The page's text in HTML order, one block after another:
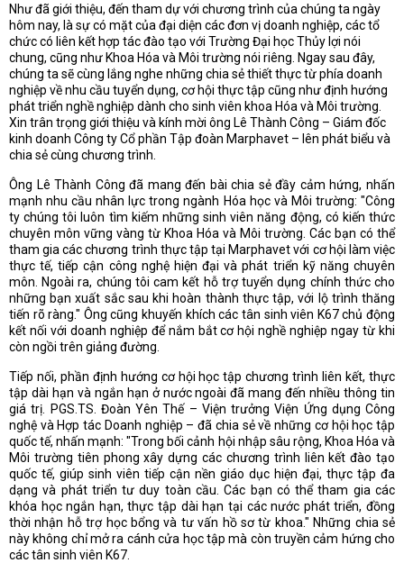
Như đã giới thiệu, đến tham dự với chương trình của chúng ta ngày
hôm nay, là sự có mặt của đại diện các đơn vị doanh nghiệp, các tổ
chức có liên kết hợp tác đào tạo với Trường Đại học Thủy lợi nói
chung, cũng như Khoa Hóa và Môi trường nói riêng. Ngay sau đây,
chúng ta sẽ cùng lắng nghe những chia sẻ thiết thực từ phía doanh
nghiệp về nhu cầu tuyển dụng, cơ hội thực tập cũng như định hướng
phát triển nghề nghiệp dành cho sinh viên khoa Hóa và Môi trường.
Xin trân trọng giới thiệu và kính mời ông Lê Thành Công – Giám đốc
kinh doanh Công ty Cổ phần Tập đoàn Marphavet – lên phát biểu và
chia sẻ cùng chương trình.
Ông Lê Thành Công đã mang đến bài chia sẻ đầy cảm hứng, nhấn
mạnh nhu cầu nhân lực trong ngành Hóa học và Môi trường: "Công
ty chúng tôi luôn tìm kiếm những sinh viên năng động, có kiến thức
chuyên môn vững vàng từ Khoa Hóa và Môi trường. Các bạn có thể
tham gia các chương trình thực tập tại Marphavet với cơ hội làm việc
thực tế, tiếp cận công nghệ hiện đại và phát triển kỹ năng chuyên
môn. Ngoài ra, chúng tôi cam kết hỗ trợ tuyển dụng chính thức cho
những bạn xuất sắc sau khi hoàn thành thực tập, với lộ trình thăng
tiến rõ ràng." Ông cũng khuyến khích các tân sinh viên K67 chủ động
kết nối với doanh nghiệp để nắm bắt cơ hội nghề nghiệp ngay từ khi
còn ngồi trên giảng đường.
Tiếp nối, phần định hướng cơ hội học tập chương trình liên kết, thực
tập dài hạn và ngắn hạn ở nước ngoài đã mang đến nhiều thông tin
giá trị. PGS.TS. Đoàn Yên Thế – Viện trưởng Viện Ứng dụng Công
nghệ và Hợp tác Doanh nghiệp – đã chia sẻ về những cơ hội học tập
quốc tế, nhấn mạnh: "Trong bối cảnh hội nhập sâu rộng, Khoa Hóa và
Môi trường tiên phong xây dựng các chương trình liên kết đào tạo
quốc tế, giúp sinh viên tiếp cận nền giáo dục hiện đại, thực tập đa
dạng và phát triển tư duy toàn cầu. Các bạn có thể tham gia các
khóa học ngắn hạn, thực tập dài hạn tại các nước phát triển, đồng
thời nhận hỗ trợ học bổng và tư vấn hồ sơ từ khoa." Những chia sẻ
này không chỉ mở ra cánh cửa học tập mà còn truyền cảm hứng cho
các tân sinh viên K67.